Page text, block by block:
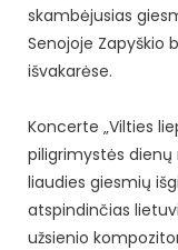
skambėjusias
Senojoje Zapyškio
išvakarėse.
Koncerte „Vilties
piligrimystės
liaudies giesmių
atspindinčias
užsienio